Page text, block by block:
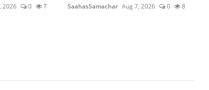
2026 0 7 SaahasSamachar Aug 7, 2026 0 8